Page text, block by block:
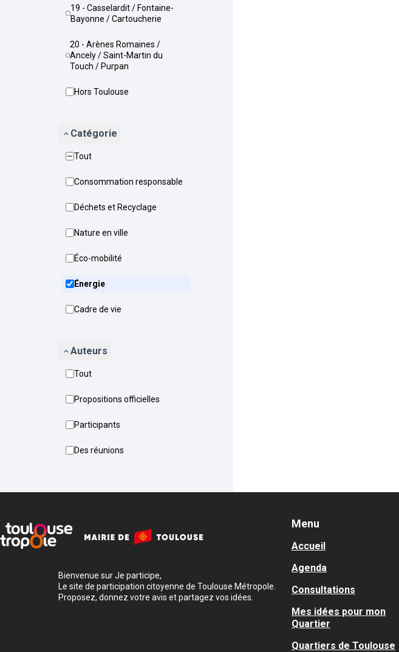
19 - Casselardit / Fontaine-
Bayonne / Cartoucherie
20 - Arènes Romaines /
Ancely / Saint-Martin du
Touch / Purpan
Hors Toulouse
Catégorie
Tout
Consommation responsable
Déchets et Recyclage
Nature en ville
Éco-mobilité
Énergie
Cadre de vie
Auteurs
Tout
Propositions officielles
Participants
Des réunions
Bienvenue sur Je participe,
Le site de participation citoyenne de Toulouse Métropole.
Proposez, donnez votre avis et partagez vos idées.
Menu
Accueil
Agenda
Consultations
Mes idées pour mon
Quartier
Quartiers de Toulouse